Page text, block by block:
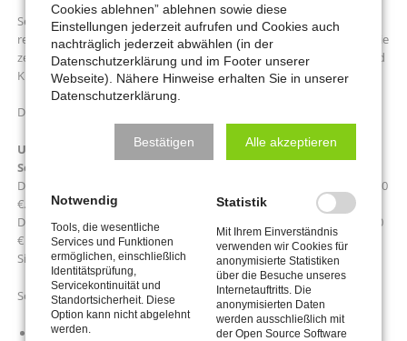
Seit einigen Jahren bietet der Verein „Weltklassik am Klavier“
regelmäßig Konzerte im Forum Wasserturm, Meerbusch Lank, an. Sie
zeichnen sich durch hohe Qualität der beteiligten Künstlerinnen und
Künstler aus.
Der Meerbuscher Kulturkreis tritt als Kooperationspartner auf.
Unseren Mitgliedern bieten wir ein Konzert-ABO zum
Sonderpreis an:
Der normale Eintrittspreis eines Konzertes beträgt für Erwachsene 30
€.
Der MKK bietet ein ABO für 5 Konzerte Ihrer Wahl zum Preis von 100
€ an.
Sie sparen also50 €.
So profitieren Sie von unserem Angebot:
Sie können ein Abo erwerben, indem Sie die Bestellung unter
Cookies ablehnen” ablehnen sowie diese
Einstellungen jederzeit aufrufen und Cookies auch
nachträglich jederzeit abwählen (in der
Datenschutzerklärung und im Footer unserer
Webseite). Nähere Hinweise erhalten Sie in unserer
Datenschutzerklärung.
Bestätigen Alle akzeptieren
Notwendig
Tools, die wesentliche
Services und Funktionen
ermöglichen, einschließlich
Identitätsprüfung,
Servicekontinuität und
Standortsicherheit. Diese
Option kann nicht abgelehnt
werden.
Statistik
Mit Ihrem Einverständnis
verwenden wir Cookies für
anonymisierte Statistiken
über die Besuche unseres
Internetauftritts. Die
anonymisierten Daten
werden ausschließlich mit
der Open Source Software